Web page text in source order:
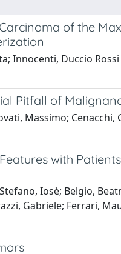
of the
Innocenti, Duccio
Pitfall of
Massimo;
with
Iosè; Belgio,
Gabriele; Ferrari,